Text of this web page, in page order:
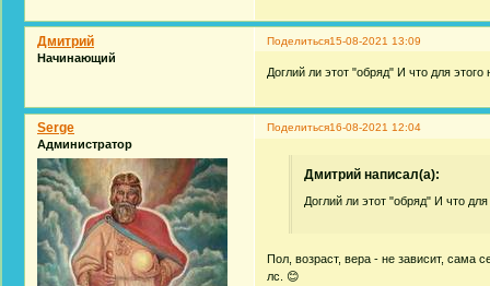
Поделиться15-08-2021 13:09
Дмитрий
Начинающий
Доглий ли этот "обряд" И что для
Поделиться16-08-2021 12:04
Serge
Администратор
Дмитрий написал(а):
Доглий ли этот "обряд" И что
Пол, возраст, вера - не зависит, сама
лс. 😊